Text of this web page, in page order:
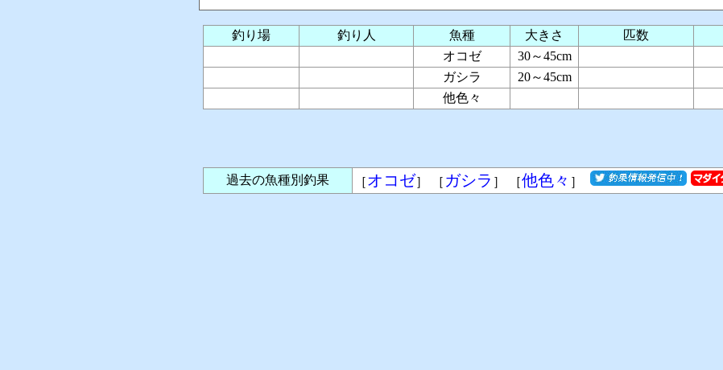
釣り場 釣り人 魚種 大きさ 匹数
オコゼ
30～45cm
ガシラ
20～45cm
他色々
過去の魚種別釣果 ［オコゼ］ ［ ガシラ ］ ［他色々 ］